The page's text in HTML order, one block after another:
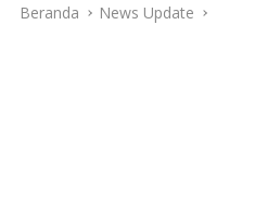
Beranda News Update